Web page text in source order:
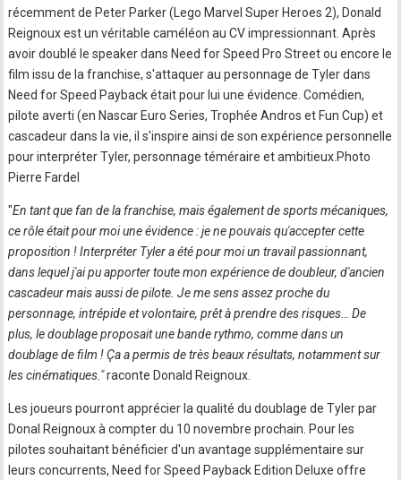
récemment de Peter Parker (Lego Marvel Super Heroes 2), Donald
Reignoux est un véritable caméléon au CV impressionnant. Après
avoir doublé le speaker dans Need for Speed Pro Street ou encore le
film issu de la franchise, s'attaquer au personnage de Tyler dans
Need for Speed Payback était pour lui une évidence. Comédien,
pilote averti (en Nascar Euro Series, Trophée Andros et Fun Cup) et
cascadeur dans la vie, il s'inspire ainsi de son expérience personnelle
pour interpréter Tyler, personnage téméraire et ambitieux.Photo
Pierre Fardel
"En tant que fan de la franchise, mais également de sports mécaniques,
ce rôle était pour moi une évidence : je ne pouvais qu'accepter cette
proposition ! Interpréter Tyler a été pour moi un travail passionnant,
dans lequel j'ai pu apporter toute mon expérience de doubleur, d'ancien
cascadeur mais aussi de pilote. Je me sens assez proche du
personnage, intrépide et volontaire, prêt à prendre des risques… De
plus, le doublage proposait une bande rythmo, comme dans un
doublage de film ! Ça a permis de très beaux résultats, notamment sur
les cinématiques."raconte Donald Reignoux.
Les joueurs pourront apprécier la qualité du doublage de Tyler par
Donal Reignoux à compter du 10 novembre prochain. Pour les
pilotes souhaitant bénéficier d'un avantage supplémentaire sur
leurs concurrents, Need for Speed Payback Edition Deluxe offre